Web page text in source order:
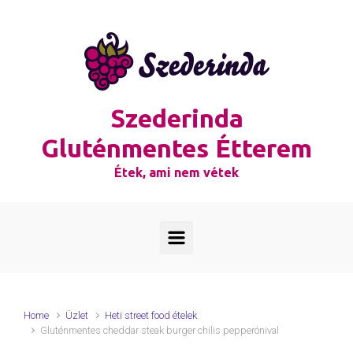
Szederinda
Gluténmentes Étterem
Étek, ami nem vétek
Home Üzlet
Heti street food ételek
Gluténmentes cheddar steak burger chilis pepperónival